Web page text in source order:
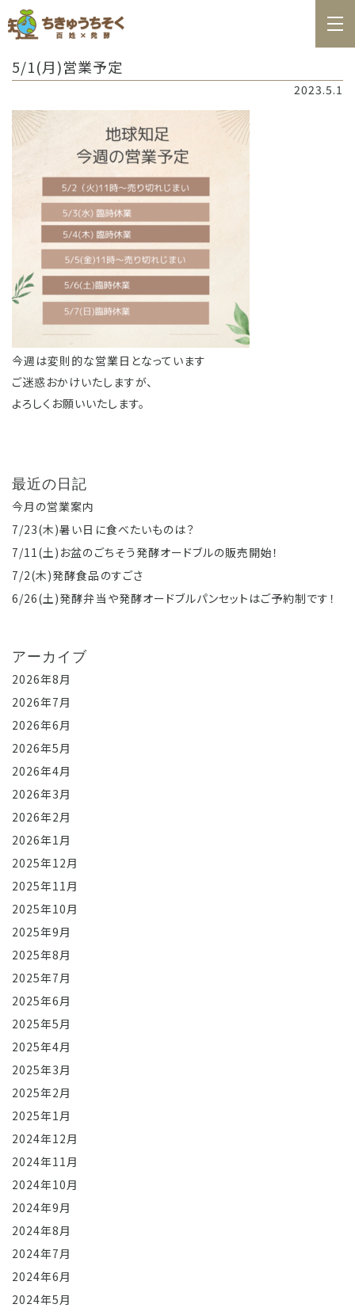
お知らせ
お問合せ
料理教室カレンダー
商品の購入
5/1(月)営業予定
2023.5.1
今週は変則的な営業日となっています
ご迷惑おかけいたしますが、
よろしくお願いいたします。
最近の日記
今月の営業案内
7/23(木)暑い日に食べたいものは？
7/11(土)お盆のごちそう発酵オードブルの販売開始！
7/2(木)発酵食品のすごさ
6/26(土)発酵弁当や発酵オードブルパンセットはご予約制です！
アーカイブ
2026年8月
2026年7月
2026年6月
2026年5月
2026年4月
2026年3月
2026年2月
2026年1月
2025年12月
2025年11月
2025年10月
2025年9月
2025年8月
2025年7月
2025年6月
2025年5月
2025年4月
2025年3月
2025年2月
2025年1月
2024年12月
2024年11月
2024年10月
2024年9月
2024年8月
2024年7月
2024年6月
2024年5月